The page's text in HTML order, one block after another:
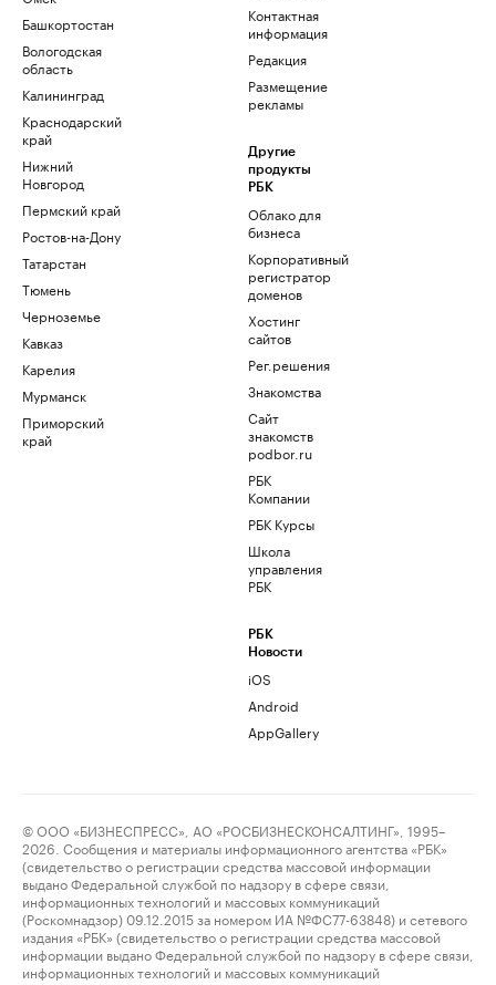
Башкортостан
Вологодская
область
Калининград
Краснодарский
край
Нижний
Новгород
Пермский край
Ростов-на-Дону
Татарстан
Тюмень
Черноземье
Кавказ
Карелия
Мурманск
Приморский
край
Контактная
информация
Редакция
Размещение
рекламы
Другие
продукты
РБК
Облако для
бизнеса
Корпоративный
регистратор
доменов
Хостинг
сайтов
Рег.решения
Знакомства
Сайт
знакомств
podbor.ru
РБК
Компании
РБК Курсы
Школа
управления
РБК
РБК
Новости
iOS
Android
AppGallery
© ООО «БИЗНЕСПРЕСС», АО «РОСБИЗНЕСКОНСАЛТИНГ», 1995–
2026. Сообщения и материалы информационного агентства «РБК»
(свидетельство о регистрации средства массовой информации
выдано Федеральной службой по надзору в сфере связи,
информационных технологий и массовых коммуникаций
(Роскомнадзор) 09.12.2015 за номером ИА №ФС77-63848) и сетевого
издания «РБК» (свидетельство о регистрации средства массовой
информации выдано Федеральной службой по надзору в сфере связи,
информационных технологий и массовых коммуникаций